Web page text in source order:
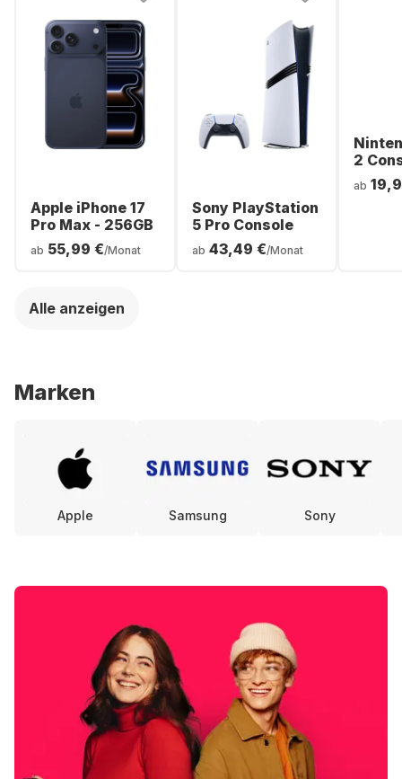
Apple iPhone 17
Pro Max - 256GB
ab 55,99 €/Monat
Sony PlayStation
5 Pro Console
ab 43,49 €/Monat
2
ab
Alle anzeigen
Marken
Apple Samsung Sony